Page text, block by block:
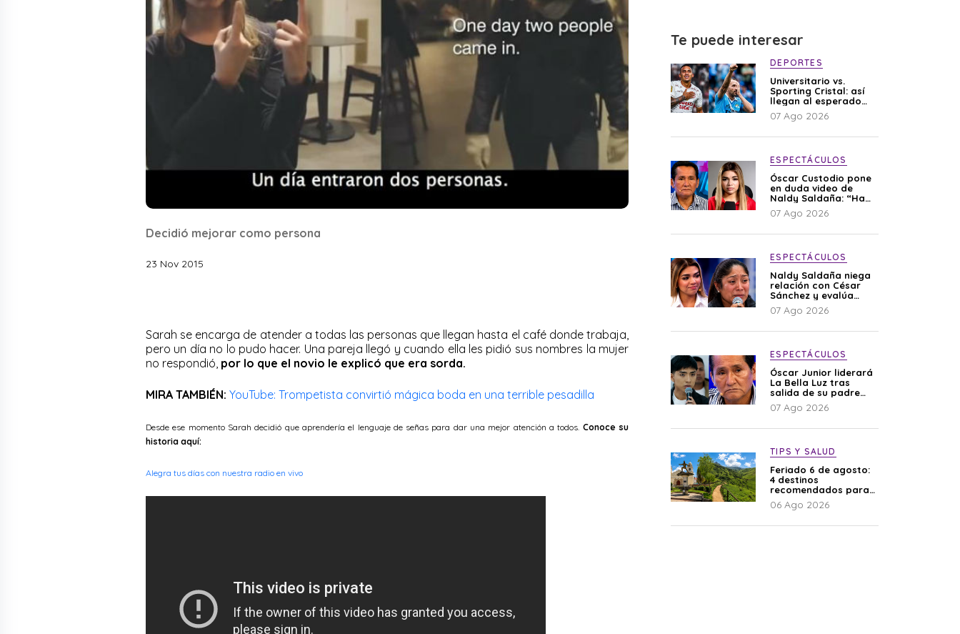
Decidió mejorar como persona
23 Nov 2015
Sarah se encarga de atender a todas las personas que llegan hasta el café donde trabaja,
pero un día no lo pudo hacer. Una pareja llegó y cuando ella les pidió sus nombres la mujer
no respondió, por lo que el novio le explicó que era sorda.
MIRA TAMBIÉN: YouTube: Trompetista convirtió mágica boda en una terrible pesadilla
Desde ese momento Sarah decidió que aprendería el lenguaje de señas para dar una mejor atención a todos. Conoce su
historia aquí:
Alegra tus días con nuestra radio en vivo
Te puede interesar
DEPORTES
Universitario vs.
Sporting Cristal: así
llegan al esperado
duelo
07 Ago 2026
ESPECTÁCULOS
Óscar Custodio pone
en duda video de
Naldy Saldaña: “Hay
cosas que de repente
se han editado”
07 Ago 2026
ESPECTÁCULOS
Naldy Saldaña niega
relación con César
Sánchez y evalúa
denunciar a su
esposa: “Es una
07 Ago 2026
ESPECTÁCULOS
Óscar Junior liderará
La Bella Luz tras
salida de su padre
por polémica con
Naldy Saldaña
07 Ago 2026
TIPS Y SALUD
Feriado 6 de agosto:
4 destinos
recomendados para
disfrutar el descanso
06 Ago 2026